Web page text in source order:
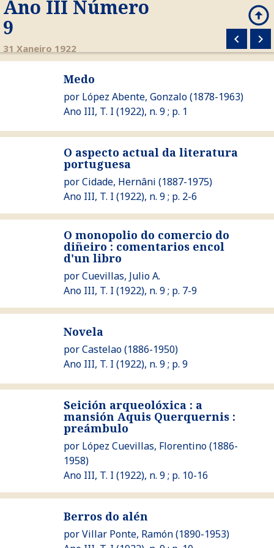
search arrow_circle_up
Ano III Número
9
31 Xaneiro 1922
keyboard_arrow_left keyboard_arrow_right
Medo
por López Abente, Gonzalo(1878-1963)
Ano III, T. I (1922), n. 9 ; p. 1
Ver O aspecto actual da literatura portuguesa
O aspecto actual da literatura
portuguesa
porCidade, Hernâni (1887-1975)
Ano III, T. I (1922), n. 9 ; p. 2-6
Ver O monopolio do comercio do diñeiro : comentarios
O monopolio do comercio do
diñeiro : comentarios encol
d'un libro
porCuevillas, Julio A.
Ano III, T. I (1922), n. 9 ; p. 7-9
Novela
porCastelao(1886-1950)
Ano III, T. I (1922), n. 9 ; p. 9
Ver Seición arqueolóxica : a mansión Aquis Querquernis :
Seición arqueolóxica : a
mansión Aquis Querquernis :
preámbulo
por López Cuevillas, Florentino(1886-
1958)
Ano III, T. I (1922), n. 9 ; p. 10-16
Ver Berros do alénBerros do alén
porVillar Ponte, Ramón(1890-1953)